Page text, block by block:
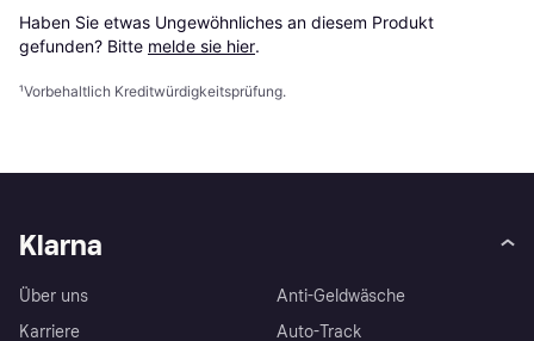
Haben Sie etwas Ungewöhnliches an diesem Produkt
gefunden? Bitte melde sie hier.
¹Vorbehaltlich Kreditwürdigkeitsprüfung.
Klarna
Über uns
Karriere
Anti-Geldwäsche
Auto-Track